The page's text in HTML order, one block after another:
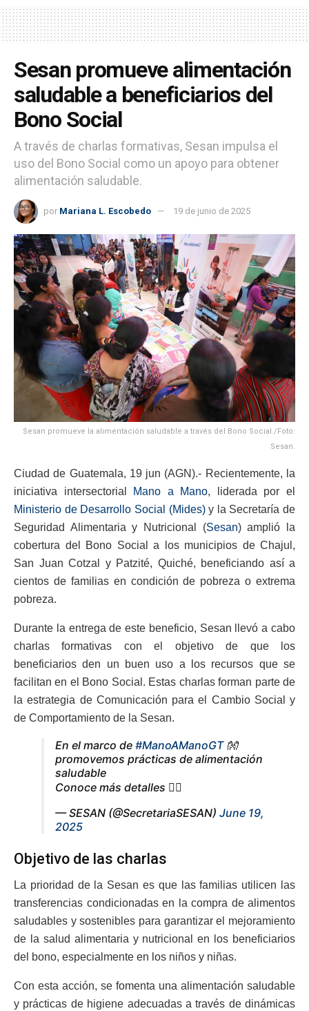
Sesan promueve alimentación
saludable a beneficiarios del
Bono Social
A través de charlas formativas, Sesan impulsa el
uso del Bono Social como un apoyo para obtener
alimentación saludable.
por Mariana L. Escobedo 19 de junio de 2025
Sesan promueve la alimentación saludable a través del Bono Social./Foto:
Sesan.
Ciudad de Guatemala, 19 jun (AGN).- Recientemente, la
iniciativa intersectorial
Mano a Mano, liderada por el
Ministerio de Desarrollo Social (Mides)y la Secretaría de
Seguridad Alimentaria y Nutricional (Sesan) amplió la
cobertura del Bono Social a los municipios de Chajul,
San Juan Cotzal y Patzité, Quiché, beneficiando así a
cientos de familias en condición de pobreza o extrema
pobreza.
Durante la entrega de este beneficio, Sesan llevó a cabo
charlas formativas con el objetivo de que los
beneficiarios den un buen uso a los recursos que se
facilitan en el Bono Social. Estas charlas forman parte de
la estrategia de Comunicación para el Cambio Social y
de Comportamiento de la Sesan.
En el marco de #ManoAManoGT👐
promovemos prácticas de alimentación
saludable
Conoce más detalles 👇🏼
— SESAN (@SecretariaSESAN) June 19,
2025
Objetivo de las charlas
La prioridad de la Sesan es que las familias utilicen las
transferencias condicionadas en la compra de alimentos
saludables y sostenibles para garantizar el mejoramiento
de la salud alimentaria y nutricional en los beneficiarios
del bono, especialmente en los niños y niñas.
Con esta acción, se fomenta una alimentación saludable
y prácticas de higiene adecuadas a través de dinámicas